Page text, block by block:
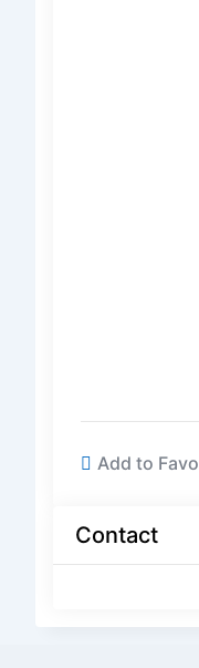
Add to
Contact